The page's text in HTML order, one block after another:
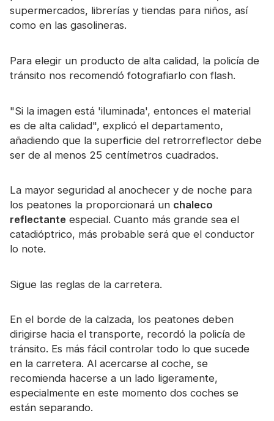
supermercados, librerías y tiendas para niños, así
como en las gasolineras.
Para elegir un producto de alta calidad, la policía de
tránsito nos recomendó fotografiarlo con flash.
"Si la imagen está 'iluminada', entonces el material
es de alta calidad", explicó el departamento,
añadiendo que la superficie del retrorreflector debe
ser de al menos 25 centímetros cuadrados.
La mayor seguridad al anochecer y de noche para
los peatones la proporcionará un chaleco
reflectante especial. Cuanto más grande sea el
catadióptrico, más probable será que el conductor
lo note.
Sigue las reglas de la carretera.
En el borde de la calzada, los peatones deben
dirigirse hacia el transporte, recordó la policía de
tránsito. Es más fácil controlar todo lo que sucede
en la carretera. Al acercarse al coche, se
recomienda hacerse a un lado ligeramente,
especialmente en este momento dos coches se
están separando.